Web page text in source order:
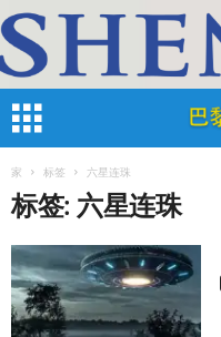
家 标签 六星连珠
标签: 六星连珠